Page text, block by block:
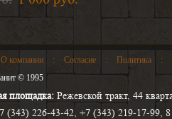
О компании : Согласие : Политика :
© 1995
площадка: Режевской тракт, 44
(343) 226-43-42, +7 (343) 219-17-99,